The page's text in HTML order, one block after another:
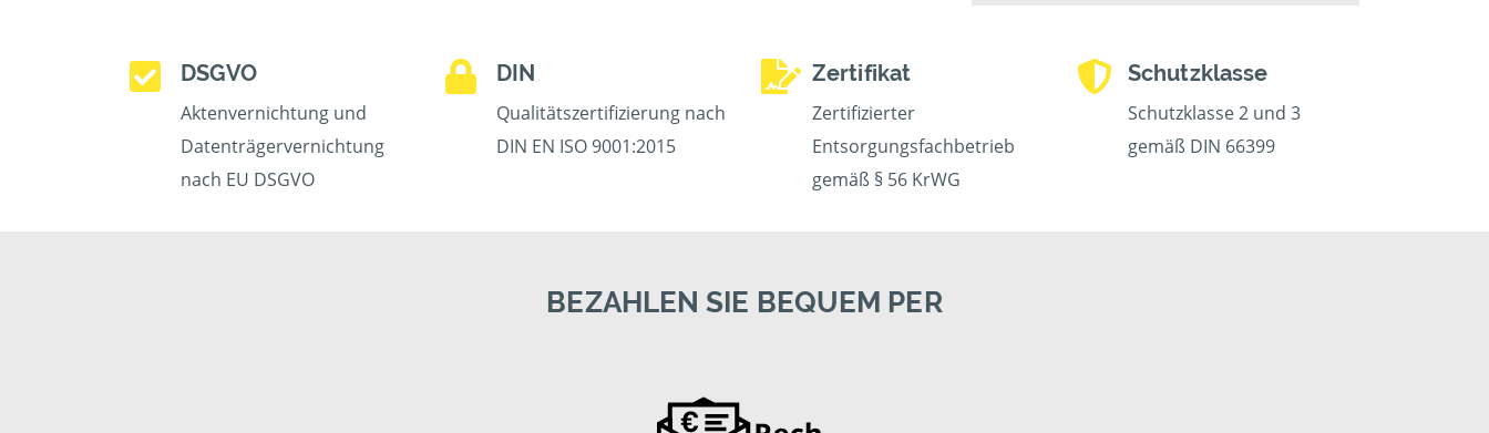
DSGVO
Aktenvernichtung und
Datenträgervernichtung
nach EU DSGVO
DIN
Qualitätszertifizierung nach
DIN EN ISO 9001:2015
Zertifikat
Zertifizierter
Entsorgungsfachbetrieb
gemäß § 56 KrWG
Schutzklasse
Schutzklasse 2 und 3
gemäß DIN 66399
BEZAHLEN SIE BEQUEM PER